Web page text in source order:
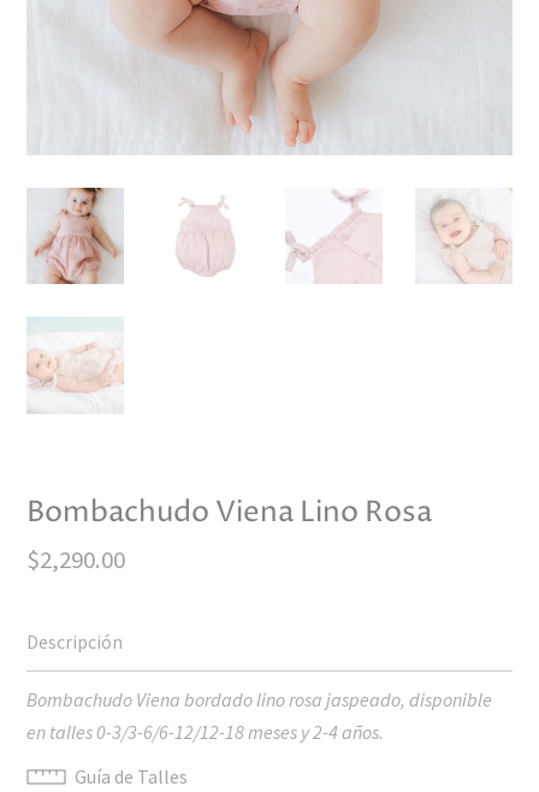
Bombachudo Viena Lino Rosa
$2,290.00
Bombachudo Viena bordado lino rosa jaspeado, disponible
en talles 0-3/3-6/6-12/12-18 meses y 2-4 años.
Guía de Talles